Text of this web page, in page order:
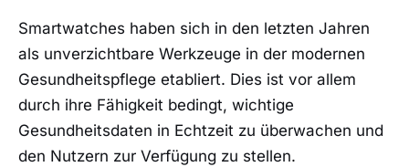
Smartwatches haben sich in den letzten Jahren
als unverzichtbare ⁣Werkzeuge in‍ der modernen
Gesundheitspflege ⁢etabliert. Dies ist ‌vor allem
durch ihre Fähigkeit bedingt, ⁤wichtige
Gesundheitsdaten in Echtzeit zu⁣ überwachen und
den Nutzern zur Verfügung zu stellen.